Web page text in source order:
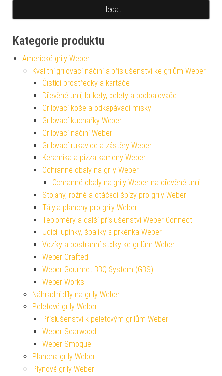
Kategorie produktu
Americké grily Weber
Kvalitní grilovací náčiní a příslušenství ke grilům Weber
Čistící prostředky a kartáče
Dřevěné uhlí, brikety, pelety a podpalovače
Grilovací koše a odkapávací misky
Grilovací kuchařky Weber
Grilovací náčiní Weber
Grilovací rukavice a zástěry Weber
Keramika a pizza kameny Weber
Ochranné obaly na grily Weber
Ochranné obaly na grily Weber na dřevěné uhlí
Stojany, rožně a otáčecí špízy pro grily Weber
Tály a planchy pro grily Weber
Teploměry a další příslušenství Weber Connect
Udící lupínky, špalíky a prkénka Weber
Vozíky a postranní stolky ke grilům Weber
Weber Crafted
Weber Gourmet BBQ System (GBS)
Weber Works
Náhradní díly na grily Weber
Peletové grily Weber
Příslušenství k peletovým grilům Weber
Weber Searwood
Weber Smoque
Plancha grily Weber
Plynové grily Weber